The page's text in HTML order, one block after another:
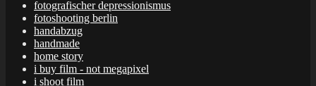
fotografischer depressionismus
fotoshooting berlin
handabzug
handmade
home story
i buy film - not megapixel
i shoot film